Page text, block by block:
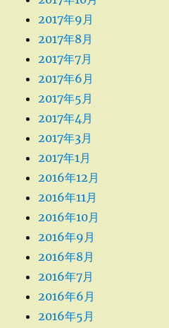
2017年9月
2017年8月
2017年7月
2017年6月
2017年5月
2017年4月
2017年3月
2017年1月
2016年12月
2016年11月
2016年10月
2016年9月
2016年8月
2016年7月
2016年6月
2016年5月